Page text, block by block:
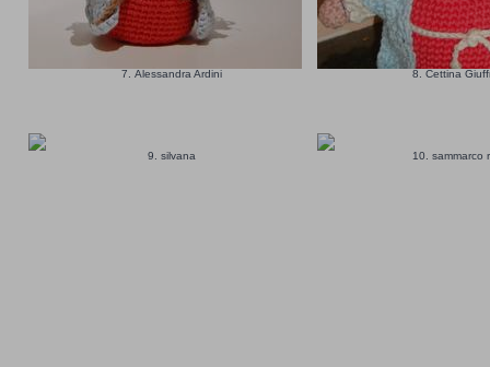
7. Alessandra Ardini 8. Cettina
9. silvana 10. sammarco